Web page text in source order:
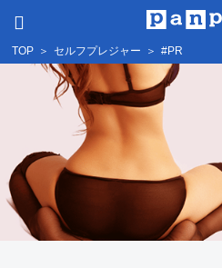
TOP ＞ セルフプレジャー ＞ #PR